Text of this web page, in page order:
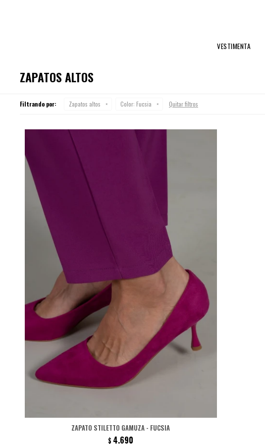
VESTIMENTA
ZAPATOS ALTOS
Filtrando por: Zapatos altos Color: Fucsia Quitar filtros
ZAPATO STILETTO GAMUZA - FUCSIA
$ 4.690